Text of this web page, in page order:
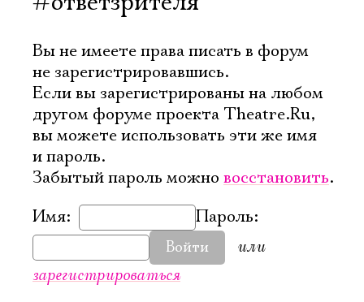
Вы не имеете права писать в форум
не зарегистрировавшись.
Если вы зарегистрированы на любом
другом форуме проекта Theatre.Ru,
вы можете использовать эти же имя
и пароль.
Забытый пароль можно восстановить.
Имя:
Пароль:
Войти
или
зарегистрироваться